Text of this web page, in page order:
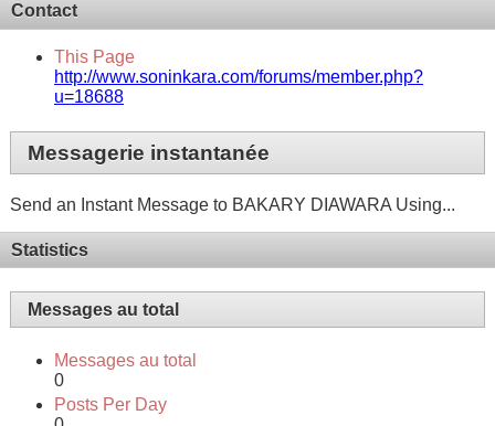
Contact
This Page
http://www.soninkara.com/forums/member.php?
u=18688
Messagerie instantanée
Send an Instant Message to BAKARY DIAWARA Using...
Statistics
Messages au total
Messages au total
0
Posts Per Day